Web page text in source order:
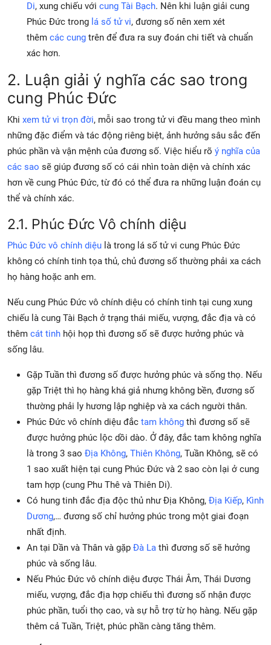
Di, xung chiếu với cung Tài Bạch. Nên khi luận giải cung
Phúc Đức trong lá số tử vi, đương số nên xem xét
thêm các cung trên để đưa ra suy đoán chi tiết và chuẩn
xác hơn.
2. Luận giải ý nghĩa các sao trong
cung Phúc Đức
Khi xem tử vi trọn đời, mỗi sao trong tử vi đều mang theo mình
những đặc điểm và tác động riêng biệt, ảnh hưởng sâu sắc đến
phúc phần và vận mệnh của đương số. Việc hiểu rõ ý nghĩa của
các sao sẽ giúp đương số có cái nhìn toàn diện và chính xác
hơn về cung Phúc Đức, từ đó có thể đưa ra những luận đoán cụ
thể và chính xác.
2.1. Phúc Đức Vô chính diệu
Phúc Đức vô chính diệu là trong lá số tử vi cung Phúc Đức
không có chính tinh tọa thủ, chủ đương số thường phải xa cách
họ hàng hoặc anh em.
Nếu cung Phúc Đức vô chính diệu có chính tinh tại cung xung
chiếu là cung Tài Bạch ở trạng thái miếu, vượng, đắc địa và có
thêm cát tinh hội họp thì đương số sẽ được hưởng phúc và
sống lâu.
Gặp Tuần thì đương số được hưởng phúc và sống thọ. Nếu
gặp Triệt thì họ hàng khá giả nhưng không bền, đương số
thường phải ly hương lập nghiệp và xa cách người thân.
Phúc Đức vô chính diệu đắc tam không thì đương số sẽ
được hưởng phúc lộc dồi dào. Ở đây, đắc tam không nghĩa
là trong 3 sao Địa Không, Thiên Không, Tuần Không, sẽ có
1 sao xuất hiện tại cung Phúc Đức và 2 sao còn lại ở cung
tam hợp (cung Phu Thê và Thiên Di).
Có hung tinh đắc địa độc thủ như Địa Không, Địa Kiếp, Kình
Dương,… đương số chỉ hưởng phúc trong một giai đoạn
nhất định.
An tại Dần và Thân và gặp Đà La thì đương số sẽ hưởng
phúc và sống lâu.
Nếu Phúc Đức vô chính diệu được Thái Âm, Thái Dương
miếu, vượng, đắc địa hợp chiếu thì đương số nhận được
phúc phần, tuổi thọ cao, và sự hỗ trợ từ họ hàng. Nếu gặp
thêm cả Tuần, Triệt, phúc phần càng tăng thêm.